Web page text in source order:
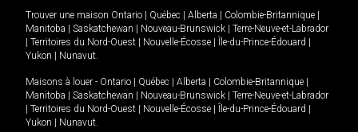
Trouver une maison Ontario Québec Alberta Colombie-Britannique
Manitoba
Saskatchewan Nouveau-Brunswick
Terre-Neuve-et-Labrador
Territoires du Nord-Ouest Nouvelle-Écosse Île-du-Prince-Édouard
Yukon
Nunavut.
Maisons à louer - Ontario Québec Alberta Colombie-Britannique
Manitoba
Saskatchewan Nouveau-Brunswick
Terre-Neuve-et-Labrador
Territoires du Nord-Ouest Nouvelle-Écosse Île-du-Prince-Édouard
Yukon
Nunavut.